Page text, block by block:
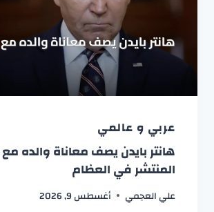
عربي و عالمي
هانتر بايدن يصف معاناة والده
المنتشر في العظام
علي العجمي أغسطس 9, 2026